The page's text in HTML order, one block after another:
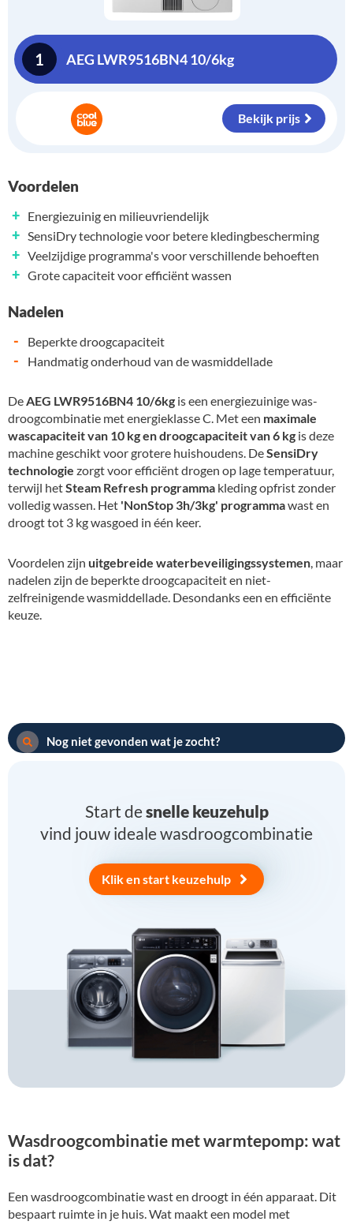
1 AEG LWR9516BN4 10/6kg
Bekijk prijs
Voordelen
+ Energiezuinig en milieuvriendelijk
+ SensiDry technologie voor betere kledingbescherming
+ Veelzijdige programma's voor verschillende behoeften
+ Grote capaciteit voor efficiënt wassen
Nadelen
- Beperkte droogcapaciteit
- Handmatig onderhoud van de wasmiddellade
DeAEG LWR9516BN4 10/6kg is een energiezuinige was-
droogcombinatie met energieklasse C. Met een maximale
wascapaciteit van 10 kg en droogcapaciteit van 6 kg is deze
machine geschikt voor grotere huishoudens. DeSensiDry
technologie zorgt voor efficiënt drogen op lage temperatuur,
terwijl hetSteam Refresh programma kleding opfrist zonder
volledig wassen. Het 'NonStop 3h/3kg' programmawast en
droogt tot 3 kg wasgoed in één keer.
Voordelen zijn uitgebreide waterbeveiligingssystemen, maar
nadelen zijn de beperkte droogcapaciteit en niet-
zelfreinigende wasmiddellade. Desondanks een en efficiënte
keuze.
Nog niet gevonden wat je zocht?
Start desnelle keuzehulp
vind jouw ideale wasdroogcombinatie
Klik en start keuzehulp
Wasdroogcombinatie met warmtepomp: wat
is dat?
Een wasdroogcombinatie wast en droogt in één apparaat. Dit
bespaart ruimte in je huis. Wat maakt een model met